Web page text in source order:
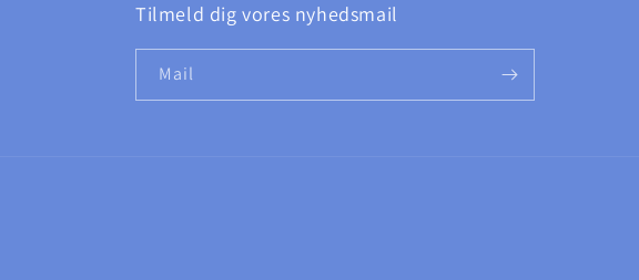
Tilmeld dig vores nyhedsmail
Mail